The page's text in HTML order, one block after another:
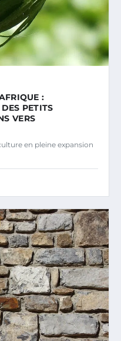
:
PETITS
VERS
en pleine expansion